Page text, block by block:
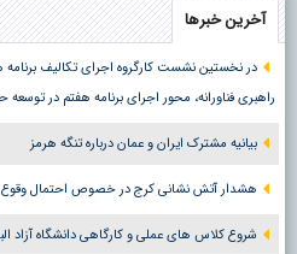
آخرین خبرها
در نخستین نشست کارگروه اجرای تکالیف
راهبری فناورانه، محور اجرای برنامه هفتم در
بیانیه مشترک ایران و عمان درباره تنگه هرمز
هشدار آتش نشانی کرج در خصوص احتمال وقوع
شروع کلاس های عملی و کارگاهی دانشگاه آزاد